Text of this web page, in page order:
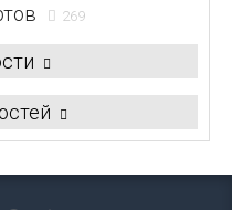
269